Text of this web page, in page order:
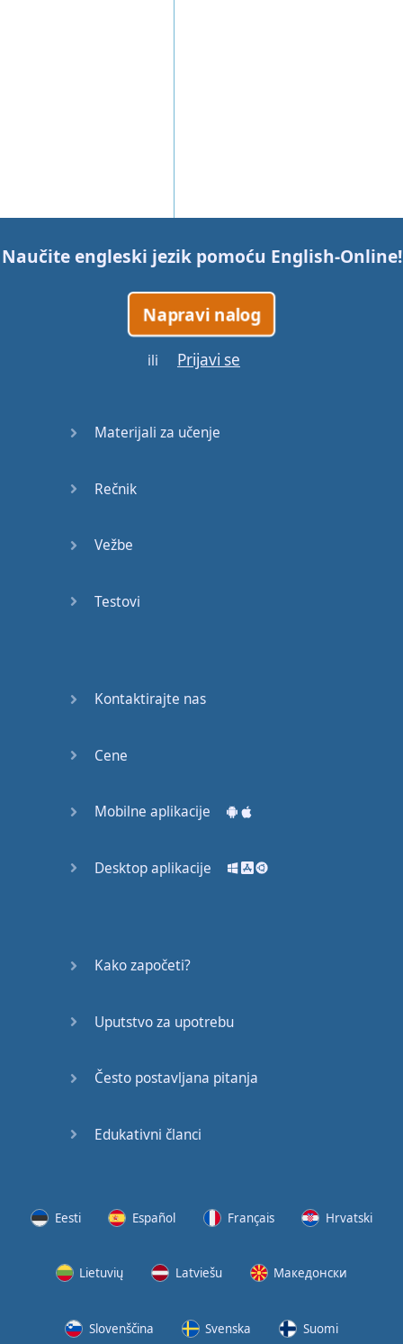
Naučite engleski jezik pomoću English-Online!
Napravi nalog
ili Prijavi se
Materijali za učenje
Rečnik
Vežbe
Testovi
Kontaktirajte nas
Cene
Mobilne aplikacije
Desktop aplikacije
Kako započeti?
Uputstvo za upotrebu
Često postavljana pitanja
Edukativni članci
Eesti Español Français Hrvatski
Lietuvių Latviešu Македонски
Slovenščina Svenska Suomi